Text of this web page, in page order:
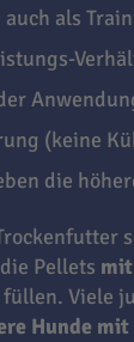
auch als
(keine
die
Pellets
Viele
Hunde